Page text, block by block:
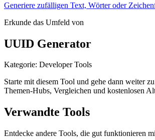
Generiere zufälligen Text, Wörter oder
Erkunde das Umfeld von
UUID Generator
Kategorie: Developer Tools
Starte mit diesem Tool und gehe dann weiter
Themen-Hubs, Vergleichen und kostenlosen
Verwandte Tools
Entdecke andere Tools, die gut funktionieren